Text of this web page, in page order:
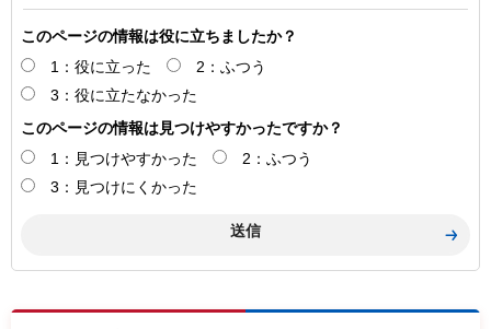
このページの情報は役に立ちましたか？
1：役に立った
2：ふつう
3：役に立たなかった
このページの情報は見つけやすかったですか？
1：見つけやすかった
2：ふつう
3：見つけにくかった